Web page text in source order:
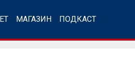
МАГАЗИН ПОДКАСТ